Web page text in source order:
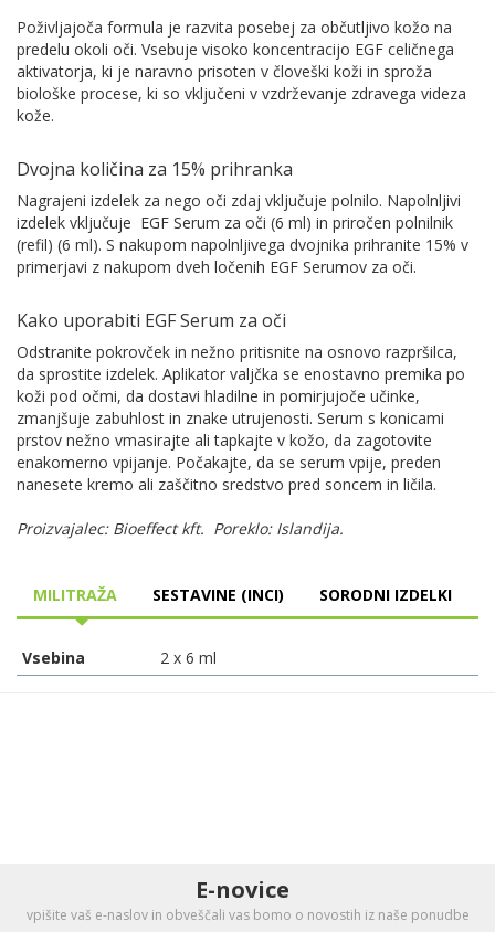
Poživljajoča formula je razvita posebej za občutljivo kožo na
predelu okoli oči. Vsebuje visoko koncentracijo EGF celičnega
aktivatorja, ki je naravno prisoten v človeški koži in sproža
biološke procese, ki so vključeni v vzdrževanje zdravega videza
kože.
Dvojna količina za 15% prihranka
Nagrajeni izdelek za nego oči zdaj vključuje polnilo. Napolnljivi
izdelek vključuje EGF Serum za oči (6 ml) in priročen polnilnik
(refil) (6 ml). S nakupom napolnljivega dvojnika prihranite 15% v
primerjavi z nakupom dveh ločenih EGF Serumov za oči.
Kako uporabiti EGF Serum za oči
Odstranite pokrovček in nežno pritisnite na osnovo razpršilca,
da sprostite izdelek. Aplikator valjčka se enostavno premika po
koži pod očmi, da dostavi hladilne in pomirjujoče učinke,
zmanjšuje zabuhlost in znake utrujenosti. Serum s konicami
prstov nežno vmasirajte ali tapkajte v kožo, da zagotovite
enakomerno vpijanje. Počakajte, da se serum vpije, preden
nanesete kremo ali zaščitno sredstvo pred soncem in ličila.
Proizvajalec: Bioeffect kft. Poreklo: Islandija.
MILITRAŽA SESTAVINE (INCI) SORODNI IZDELKI
Vsebina 2 x 6 ml
E-novice
vpišite vaš e-naslov in obveščali vas bomo o novostih iz naše ponudbe